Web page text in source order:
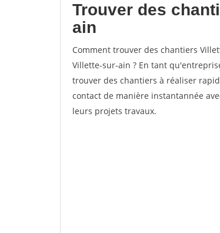
Trouver des
ain
Comment trouver des chantiers
Villette-sur-ain ? En tant
trouver des chantiers à réaliser
contact de manière instantannée
leurs projets travaux.